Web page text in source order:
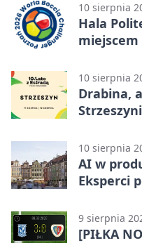
10 sierpnia
Hala
10 sierpnia
Drabina,
10 sierpnia
AI w
Eksperci
9 sierpnia
[PIŁKA